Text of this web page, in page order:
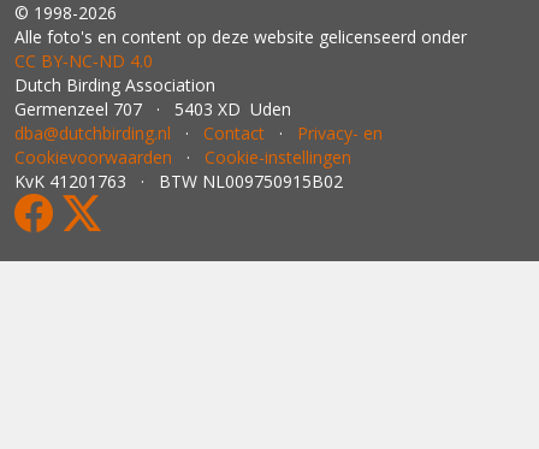
© 1998-2026
Alle foto's en content op deze website gelicenseerd onder
CC BY‑NC‑ND 4.0
Dutch Birding Association
Germenzeel 707 · 5403 XD Uden
dba@dutchbirding.nl · Contact · Privacy- en
Cookievoorwaarden · Cookie-instellingen
KvK 41201763 · BTW NL009750915B02